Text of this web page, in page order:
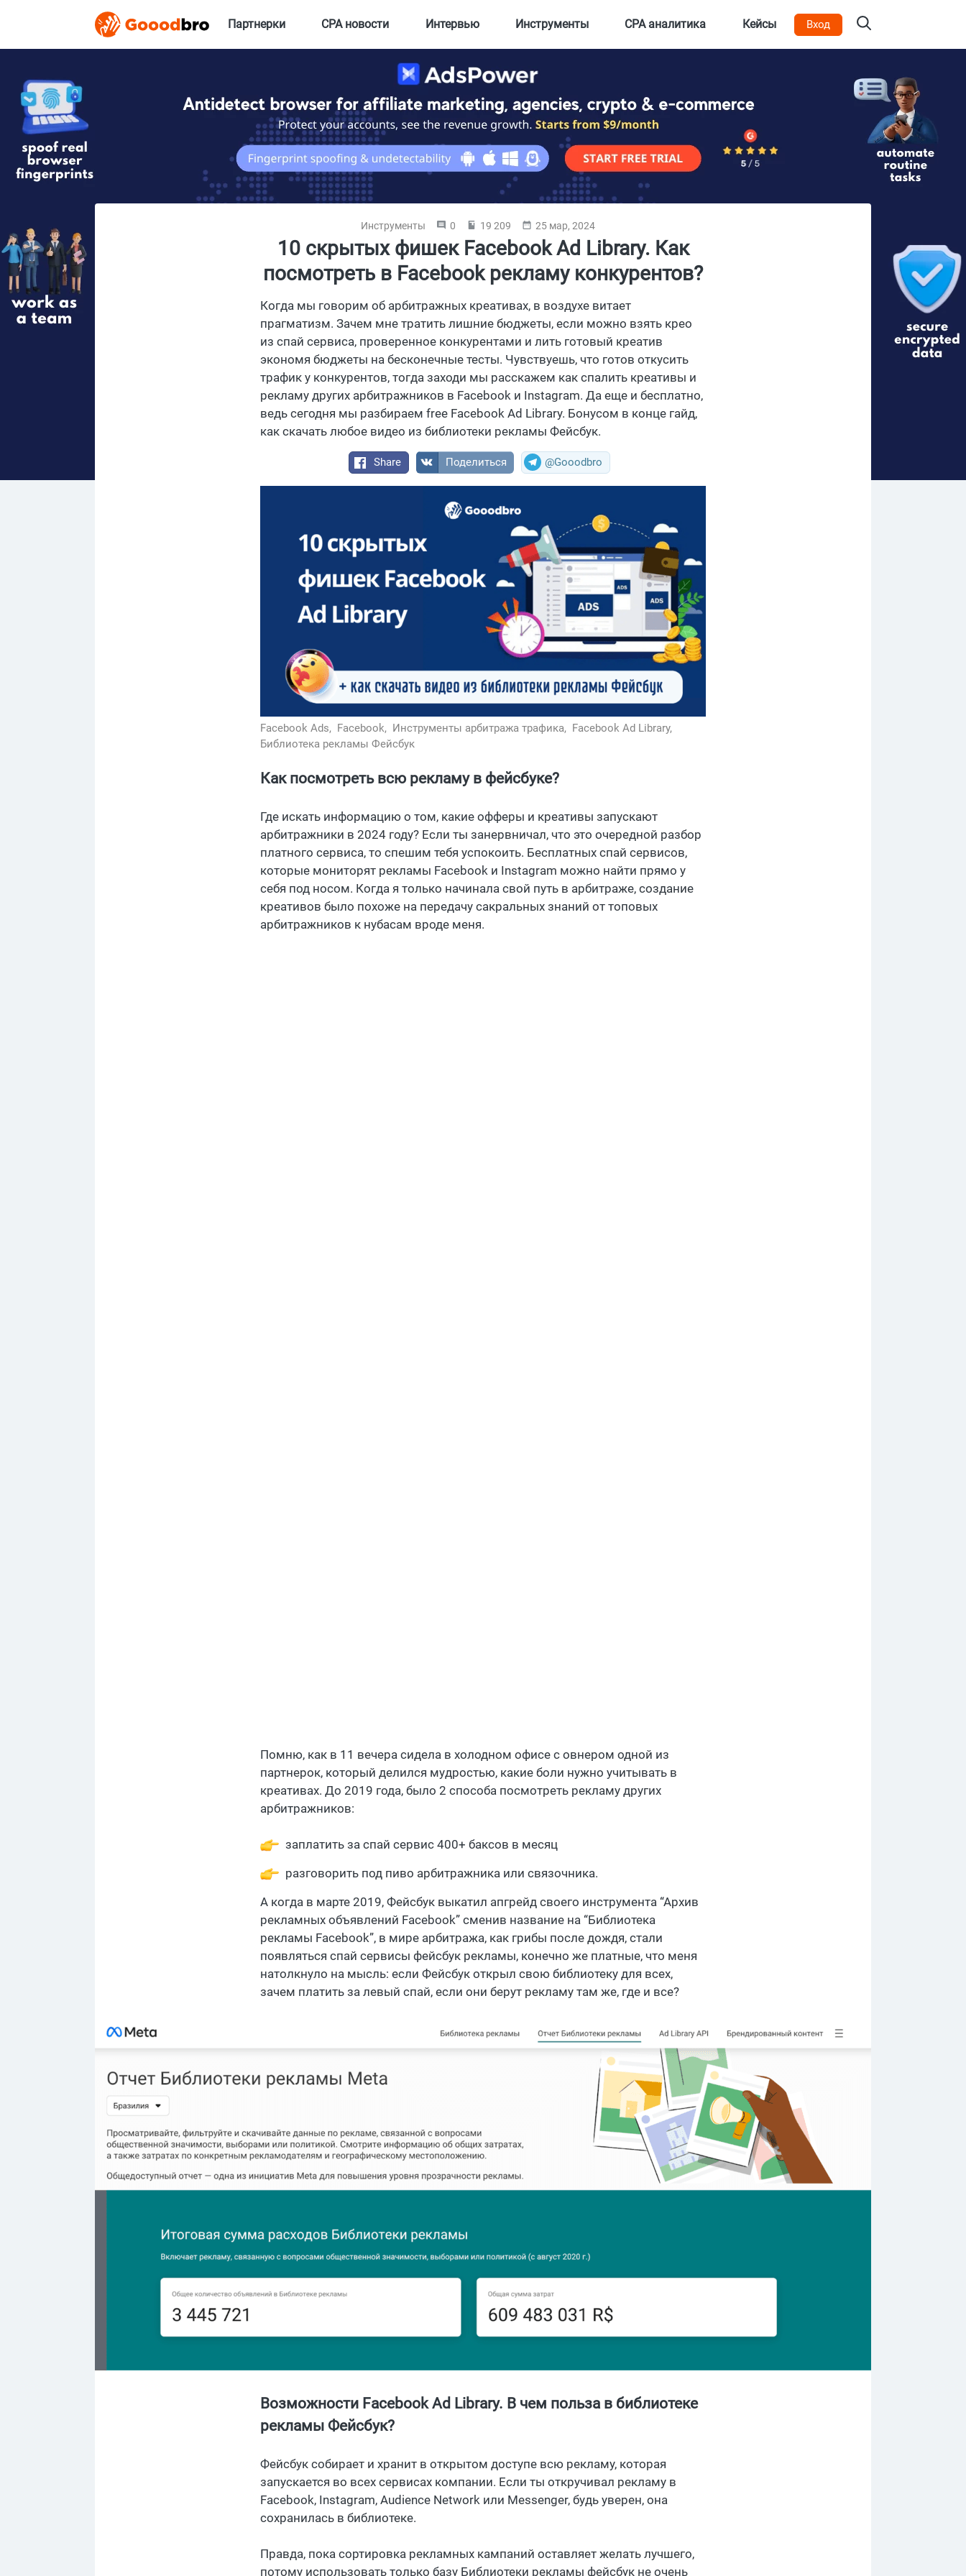
Партнерки CPA новости Интервью Инструменты CPA аналитика Кейсы Вход
Инструменты 0 19 209 25 мар, 2024
10 скрытых фишек Facebook Ad Library. Как
посмотреть в Facebook рекламу конкурентов?
Когда мы говорим об арбитражных креативах, в воздухе витает
прагматизм. Зачем мне тратить лишние бюджеты, если можно взять крео
из спай сервиса, проверенное конкурентами и лить готовый креатив
экономя бюджеты на бесконечные тесты. Чувствуешь, что готов откусить
трафик у конкурентов, тогда заходи мы расскажем как спалить креативы и
рекламу других арбитражников в Facebook и Instagram. Да еще и бесплатно,
ведь сегодня мы разбираем free Facebook Ad Library. Бонусом в конце гайд,
как скачать любое видео из библиотеки рекламы Фейсбук.
Share Поделиться @Gooodbro
Facebook Ads, Facebook, Инструменты арбитража трафика, Facebook Ad Library,
Библиотека рекламы Фейсбук
Как посмотреть всю рекламу в фейсбуке?
Где искать информацию о том, какие офферы и креативы запускают
арбитражники в 2024 году? Если ты занервничал, что это очередной разбор
платного сервиса, то спешим тебя успокоить. Бесплатных спай сервисов,
которые мониторят рекламы Facebook и Instagram можно найти прямо у
себя под носом. Когда я только начинала свой путь в арбитраже, создание
креативов было похоже на передачу сакральных знаний от топовых
арбитражников к нубасам вроде меня.
Помню, как в 11 вечера сидела в холодном офисе с овнером одной из
партнерок, который делился мудростью, какие боли нужно учитывать в
креативах. До 2019 года, было 2 способа посмотреть рекламу других
арбитражников:
заплатить за спай сервис 400+ баксов в месяц
разговорить под пиво арбитражника или связочника.
А когда в марте 2019, Фейсбук выкатил апгрейд своего инструмента “Архив
рекламных объявлений Facebook” сменив название на “Библиотека
рекламы Facebook”, в мире арбитража, как грибы после дождя, стали
появляться спай сервисы фейсбук рекламы, конечно же платные, что меня
натолкнуло на мысль: если Фейсбук открыл свою библиотеку для всех,
зачем платить за левый спай, если они берут рекламу там же, где и все?
Возможности Facebook Ad Library. В чем польза в библиотеке
рекламы Фейсбук?
Фейсбук собирает и хранит в открытом доступе всю рекламу, которая
запускается во всех сервисах компании. Если ты откручивал рекламу в
Facebook, Instagram, Audience Network или Messenger, будь уверен, она
сохранилась в библиотеке.
Правда, пока сортировка рекламных кампаний оставляет желать лучшего,
потому использовать только базу Библиотеки рекламы фейсбук не очень